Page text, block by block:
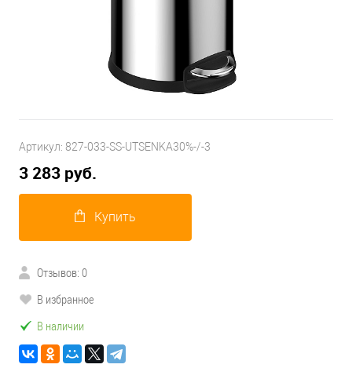
Артикул: 827-033-SS-UTSENKA30%-/-3
3 283 руб.
Купить
Отзывов: 0
В избранное
В наличии